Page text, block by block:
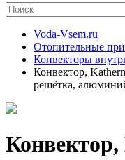
Voda-Vsem.ru
Отопительные
Конвекторы
Конвектор,
решётка,